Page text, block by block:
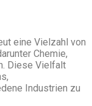
eine Vielzahl von
Chemie,
Diese Vielfalt
Industrien zu